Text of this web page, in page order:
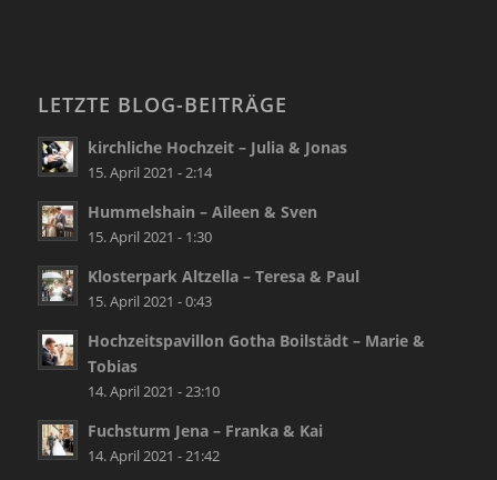
LETZTE BLOG-BEITRÄGE
kirchliche Hochzeit – Julia & Jonas
15. April 2021 - 2:14
Hummelshain – Aileen & Sven
15. April 2021 - 1:30
Klosterpark Altzella – Teresa & Paul
15. April 2021 - 0:43
Hochzeitspavillon Gotha Boilstädt – Marie &
Tobias
14. April 2021 - 23:10
Fuchsturm Jena – Franka & Kai
14. April 2021 - 21:42